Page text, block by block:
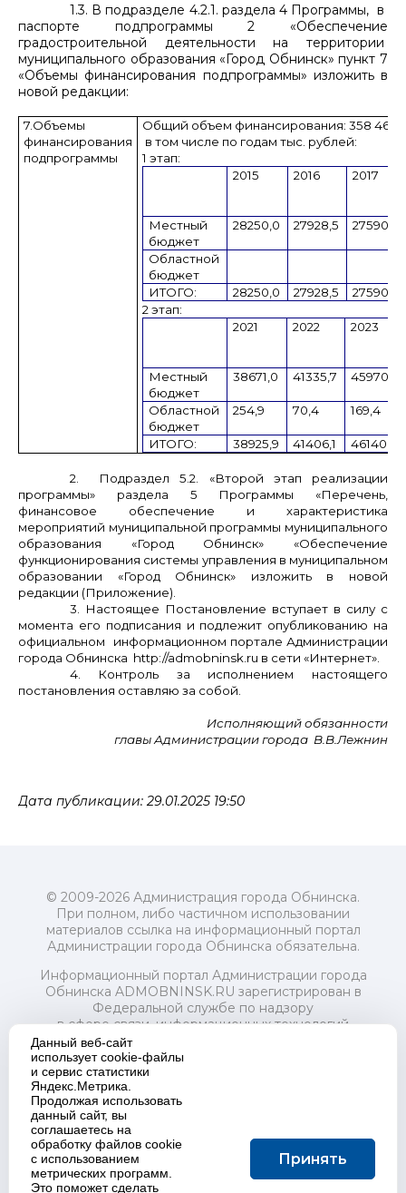
1.3. В подразделе 4.2.1. раздела 4 Программы, в
паспорте подпрограммы 2 «Обеспечение
градостроительной деятельности на территории
муниципального образования «Город Обнинск» пункт 7
«Объемы финансирования подпрограммы» изложить в
новой редакции:
7.Объемы
финансирования
подпрограммы
Общий объем финансирования: 358
в том числе по годам тыс. рублей:
1 этап:
2015
2016 2017
Местный
бюджет
28250,0 27928,5 27590,0
Областной
бюджет
ИТОГО:
28250,0 27928,5
27590,0
2 этап:
2021
2022 2023
Местный
бюджет
38671,0 41335,7 45970,7
Областной
бюджет
254,9 70,4 169,4
ИТОГО: 38925,9 41406,1 46140,1
2. Подраздел 5.2. «Второй этап реализации
программы» раздела 5 Программы «Перечень,
финансовое обеспечение и характеристика
мероприятий муниципальной программы муниципального
образования «Город Обнинск» «Обеспечение
функционирования системы управления в муниципальном
образовании «Город Обнинск» изложить в новой
редакции (Приложение).
3.
Настоящее Постановление вступает в силу с
момента его подписания и подлежит опубликованию на
официальном информационном портале Администрации
города Обнинска http://admobninsk.ru в сети «Интернет».
4. Контроль за исполнением настоящего
постановления оставляю за собой.
Исполняющий обязанности
главы Администрации города В.В.Лежнин
Дата публикации: 29.01.2025 19:50
© 2009-2026 Администрация города Обнинска.
При полном, либо частичном использовании
материалов ссылка на информационный портал
Администрации города Обнинска обязательна.
Информационный портал Администрации города
Обнинска ADMOBNINSK.RU зарегистрирован в
Федеральной службе по надзору
в сфере связи, информационных технологий
и массовых коммуникаций (Роскомнадзор) 24 июля
2018 года.
Свидетельство о регистрации Эл № ФС77-73321
Учредитель: Администрация (исполнительно-
распорядительный орган) городского округа "Город
Обнинск". Главный редактор: Байкова Е.А.
Адрес электронной почты Редакции:
redactor@admobninsk.ru
Телефон Редакции: +7 (484) 395-85-85
Данный веб-сайт
использует cookie-файлы
и сервис статистики
Яндекс.Метрика.
Продолжая использовать
данный сайт, вы
соглашаетесь на
обработку файлов cookie
с использованием
метрических программ.
Это поможет сделать
Принять